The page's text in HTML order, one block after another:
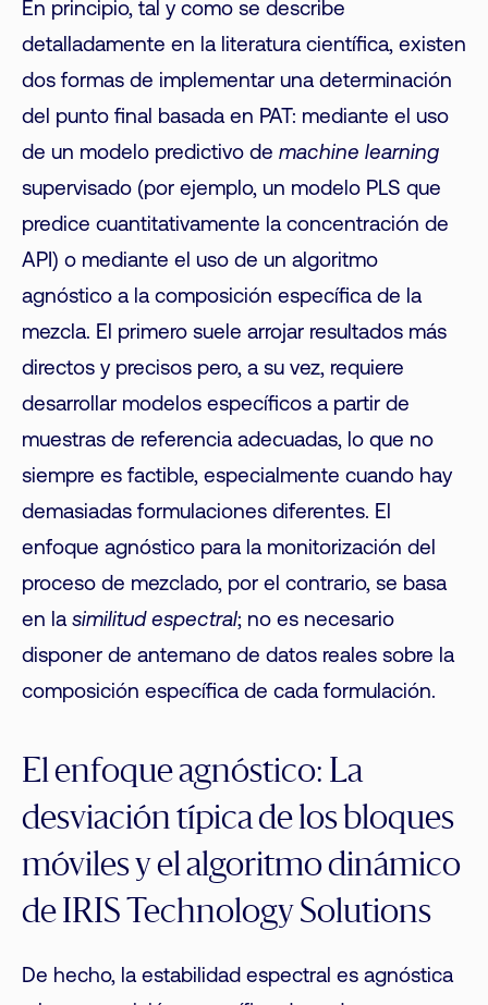
En principio, tal y como se describe
detalladamente en la literatura científica, existen
dos formas de implementar una determinación
del punto final basada en PAT: mediante el uso
de un modelo predictivo de machine learning
supervisado (por ejemplo, un modelo PLS que
predice cuantitativamente la concentración de
API) o mediante el uso de un algoritmo
agnóstico a la composición específica de la
mezcla. El primero suele arrojar resultados más
directos y precisos pero, a su vez, requiere
desarrollar modelos específicos a partir de
muestras de referencia adecuadas, lo que no
siempre es factible, especialmente cuando hay
demasiadas formulaciones diferentes. El
enfoque agnóstico para la monitorización del
proceso de mezclado, por el contrario, se basa
en la similitud espectral; no es necesario
disponer de antemano de datos reales sobre la
composición específica de cada formulación.
El enfoque agnóstico: La
desviación típica de los bloques
móviles y el algoritmo dinámico
de IRIS Technology Solutions
De hecho, la estabilidad espectral es agnóstica